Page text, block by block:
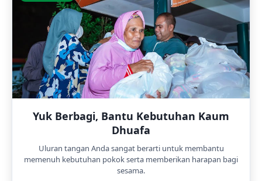
Yuk Berbagi, Bantu Kebutuhan Kaum
Dhuafa
Uluran tangan Anda sangat berarti untuk membantu
memenuh kebutuhan pokok serta memberikan harapan bagi
sesama.